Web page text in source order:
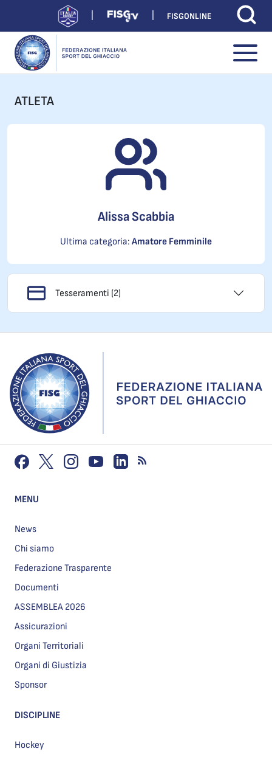
FISGONLINE
ATLETA
Alissa Scabbia
Ultima categoria: Amatore Femminile
Tesseramenti (2)
MENU
News
Chi siamo
Federazione Trasparente
Documenti
ASSEMBLEA 2026
Assicurazioni
Organi Territoriali
Organi di Giustizia
Sponsor
DISCIPLINE
Hockey